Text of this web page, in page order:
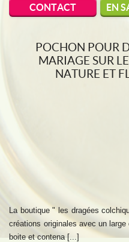
CONTACT EN
POCHON POUR
MARIAGE SUR
NATURE ET
La boutique " les dragées
créations originales avec un large
boite et contena [...]